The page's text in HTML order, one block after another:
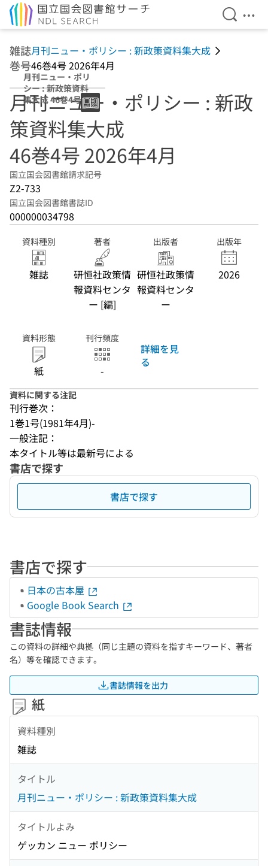
検索を
メ
雑誌月刊ニュー・ポリシー : 新政策資料集大成
巻号46巻4号 2026年4月
月刊ニュー・ポリ
シー : 新政策資料
集大成 46巻4号
2026年4月
月刊ニュー・ポリシー : 新政
策資料集大成
46巻4号 2026年4月
国立国会図書館請求記号
Z2-733
国立国会図書館書誌ID
000000034798
資料種別
雑誌
著者
研恒社政策情
報資料センタ
ー [編]
出版者
研恒社政策情
報資料センタ
ー
出版年
2026
資料形態
紙
刊行頻度
-
詳細を見
る
資料に関する注記
刊行巻次：
1巻1号(1981年4月)-
一般注記：
本タイトル等は最新号による
書店で探す
書店で探す
書店で探す
日本の古本屋
Google Book Search
書誌情報
この資料の詳細や典拠（同じ主題の資料を指すキーワード、著者
名）等を確認できます。
書誌情報を出力
紙
資料種別
雑誌
タイトル
月刊ニュー・ポリシー : 新政策資料集大成
タイトルよみ
ゲッカン ニュー ポリシー